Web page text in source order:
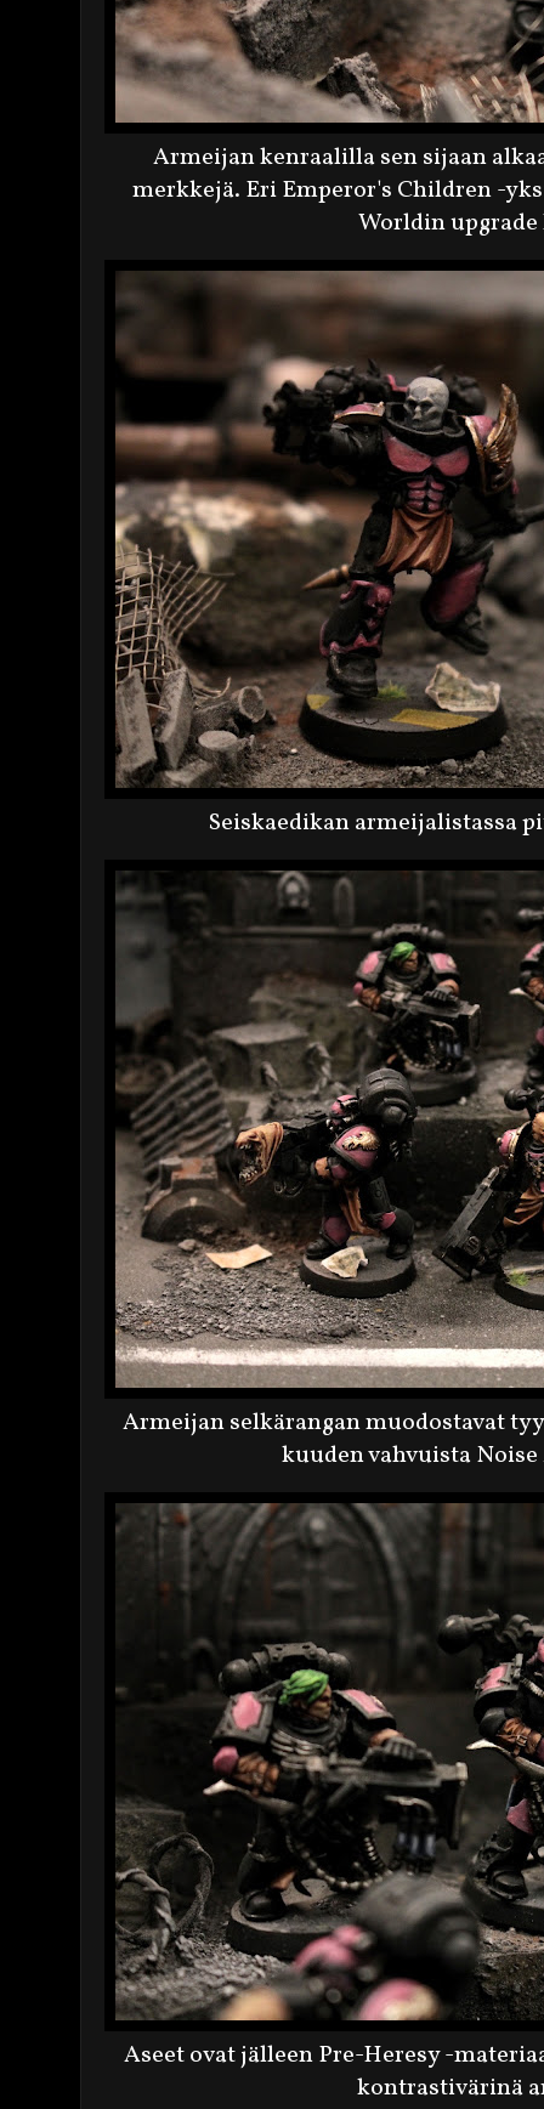
Armeijan kenraalilla sen sijaan
merkkejä. Eri Emperor's Children -
Worldin
Seiskaedikan armeijalistassa
Armeijan selkärangan muodostavat
kuuden vahvuista
Aseet ovat jälleen Pre-Heresy -
kontrastivärinä